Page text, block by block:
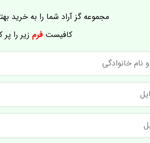
مجموعه گز آراد شما را به
کافیستفرم زیر را
و
نام
خانوادگی
موبایل
ایمیل